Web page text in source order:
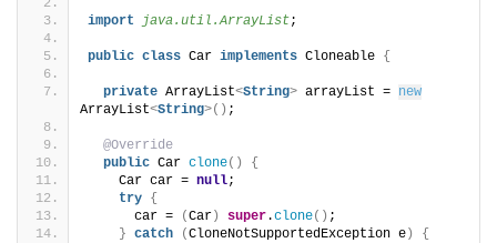
import java.util.ArrayList;
public class Car implements Cloneable {
private ArrayList<String> arrayList = new
ArrayList<String>() ;
@Override
public Car clone()
{
    Car car =
null;
try {
      car =
(Car ) super.clone() ;
} catch (CloneNotSupportedException e )
{